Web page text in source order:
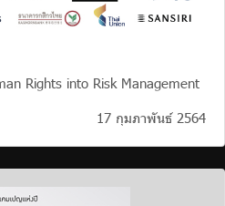
Rights into Risk Management
17 กุมภาพันธ์ 2564